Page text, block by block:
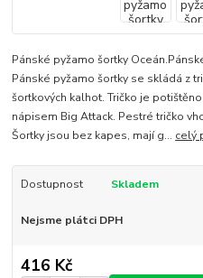
Pánské pyžamo šortky
Pánské pyžamo šortky se skládá z
šortkových kalhot. Tričko je
nápisem Big Attack. Pestré tričko
Šortky jsou bez kapes, mají g... celý
Dostupnost Skladem
Nejsme plátci DPH
416 Kč